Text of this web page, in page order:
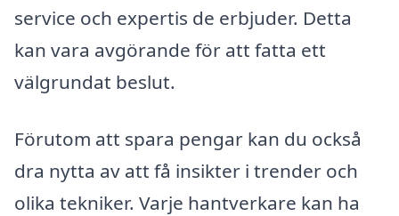
service och expertis de erbjuder. Detta
kan vara avgörande för att fatta ett
välgrundat beslut.
Förutom att spara pengar kan du också
dra nytta av att få insikter i trender och
olika tekniker. Varje hantverkare kan ha